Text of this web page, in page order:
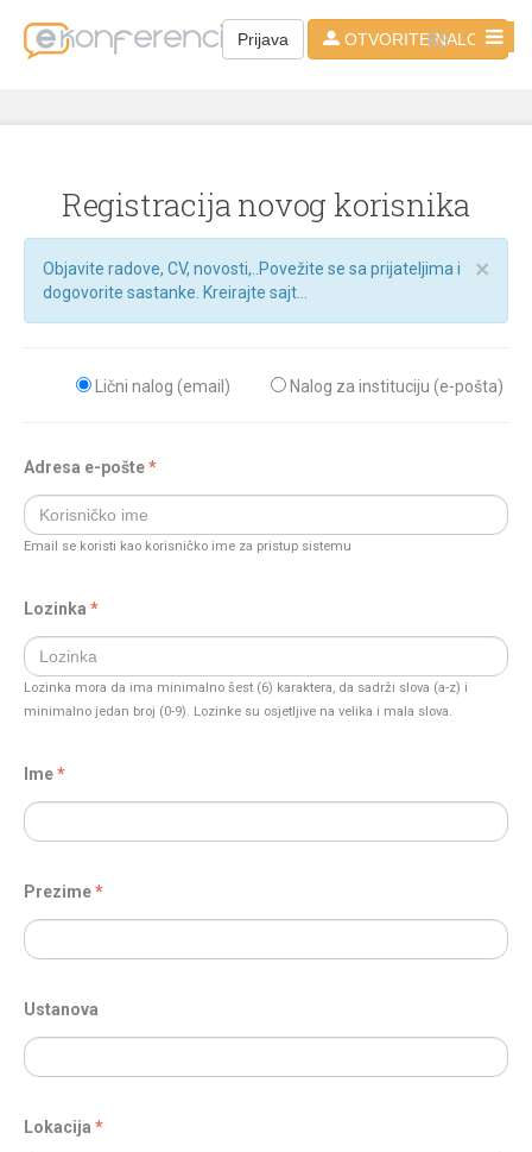
Prijava OTVORITE NALOG
BS
Registracija novog korisnika
×
Objavite radove, CV, novosti,..Povežite se sa prijateljima i
dogovorite sastanke. Kreirajte sajt...
Lični nalog (email) Nalog za instituciju (e-pošta)
Adresa e-pošte
Email se koristi kao korisničko ime za pristup sistemu
Lozinka
Lozinka mora da ima minimalno šest (6) karaktera, da sadrži slova (a-z) i
minimalno jedan broj (0-9). Lozinke su osjetljive na velika i mala slova.
Ime
Prezime
Ustanova
Lokacija